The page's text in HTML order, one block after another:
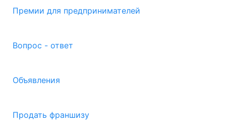
Премии для предпринимателей
Вопрос - ответ
Объявления
Продать франшизу